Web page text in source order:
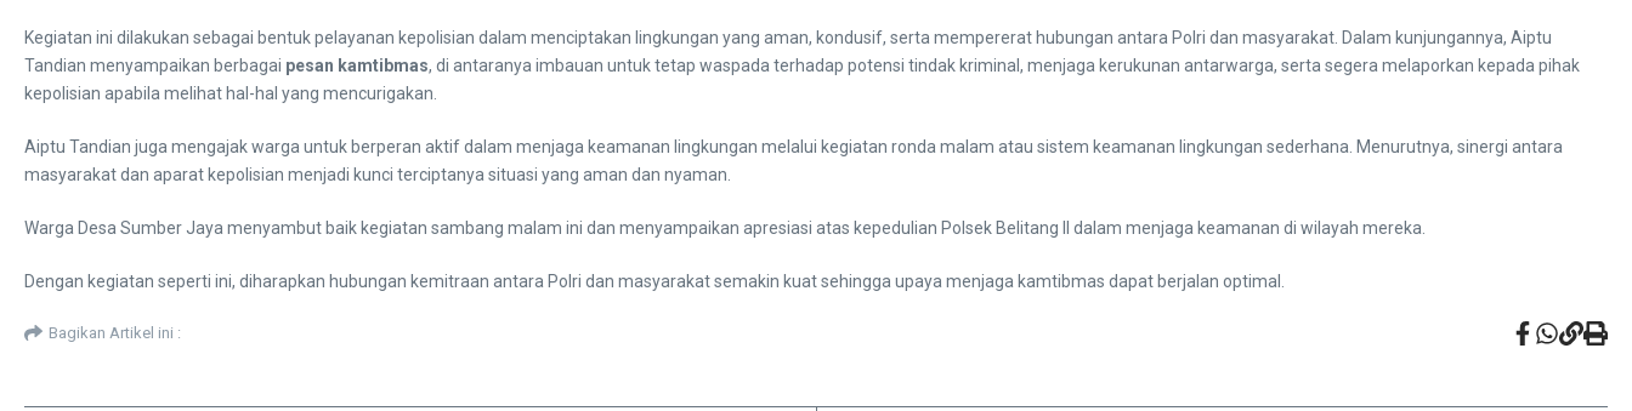
Kegiatan ini dilakukan sebagai bentuk pelayanan kepolisian dalam menciptakan lingkungan yang aman, kondusif, serta mempererat hubungan antara Polri dan masyarakat. Dalam kunjungannya, Aiptu
Tandian menyampaikan berbagai pesan kamtibmas, di antaranya imbauan untuk tetap waspada terhadap potensi tindak kriminal, menjaga kerukunan antarwarga, serta segera melaporkan kepada pihak
kepolisian apabila melihat hal-hal yang mencurigakan.
Aiptu Tandian juga mengajak warga untuk berperan aktif dalam menjaga keamanan lingkungan melalui kegiatan ronda malam atau sistem keamanan lingkungan sederhana. Menurutnya, sinergi antara
masyarakat dan aparat kepolisian menjadi kunci terciptanya situasi yang aman dan nyaman.
Warga Desa Sumber Jaya menyambut baik kegiatan sambang malam ini dan menyampaikan apresiasi atas kepedulian Polsek Belitang II dalam menjaga keamanan di wilayah mereka.
Dengan kegiatan seperti ini, diharapkan hubungan kemitraan antara Polri dan masyarakat semakin kuat sehingga upaya menjaga kamtibmas dapat berjalan optimal.
Bagikan Artikel ini :